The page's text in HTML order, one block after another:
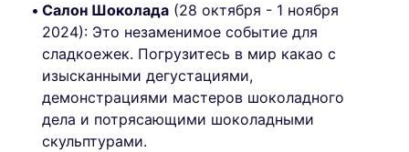
Салон Шоколада (28 октября - 1 ноября
2024): Это незаменимое событие для
сладкоежек. Погрузитесь в мир какао с
изысканными дегустациями,
демонстрациями мастеров шоколадного
дела и потрясающими шоколадными
скульптурами.